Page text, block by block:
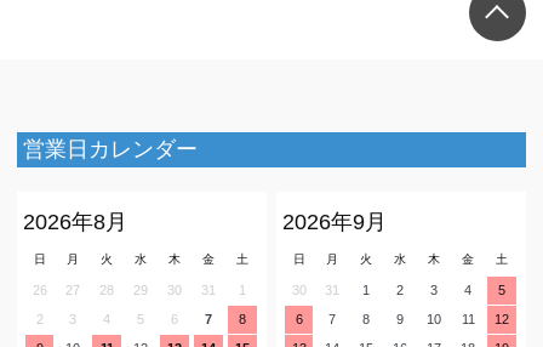
営業日カレンダー
2026年8月
日 月 火 水 木 金 土
26 27 28 29 30 31
1
2
3 4 5 6 7
8
2026年9月
日 月 火 水 木 金 土
30 31 1 2 3 4
5
6
7 8 9 10 11
12